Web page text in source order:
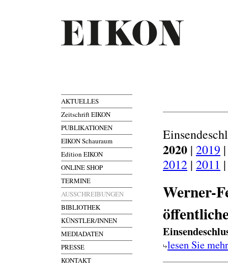
AKTUELLES
Zeitschrift EIKON
PUBLIKATIONEN
EIKON Schauraum
Edition EIKON
ONLINE SHOP
TERMINE
AUSSCHREIBUNGEN
BIBLIOTHEK
KÜNSTLER/INNEN
MEDIADATEN
PRESSE
KONTAKT
2020 | 2019
2012 | 2011
Werner-
lesen Sie mehr